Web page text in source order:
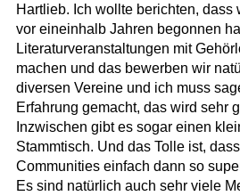
Hartlieb. Ich wollte berichten, dass
vor eineinhalb Jahren begonnen
Literaturveranstaltungen mit
machen und das bewerben wir
diversen Vereine und ich muss
Erfahrung gemacht, das wird sehr
Inzwischen gibt es sogar einen
Stammtisch. Und das Tolle ist,
Communities einfach dann so
Es sind natürlich auch sehr viele